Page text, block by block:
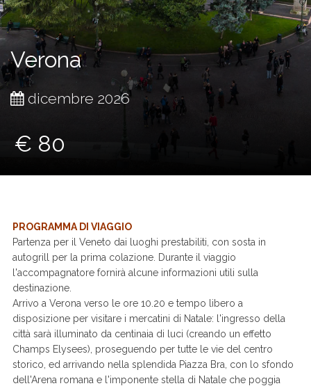
Verona
dicembre 2026
€ 80
PROGRAMMA DI VIAGGIO
Partenza per il Veneto dai luoghi prestabiliti, con sosta in
autogrill per la prima colazione. Durante il viaggio
l'accompagnatore fornirà alcune informazioni utili sulla
destinazione.
Arrivo a Verona verso le ore 10.20 e tempo libero a
disposizione per visitare i mercatini di Natale: l'ingresso della
città sarà illuminato da centinaia di luci (creando un effetto
Champs Elysees), proseguendo per tutte le vie del centro
storico, ed arrivando nella splendida Piazza Bra, con lo sfondo
dell'Arena romana e l'imponente stella di Natale che poggia